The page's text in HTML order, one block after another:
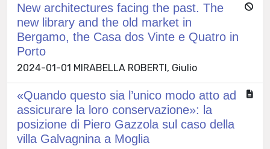
New architectures facing the past. The
new library and the old market in
Bergamo, the Casa dos Vinte e Quatro in
Porto
2024-01-01 MIRABELLA ROBERTI, Giulio
«Quando questo sia l’unico modo atto ad
assicurare la loro conservazione»: la
posizione di Piero Gazzola sul caso della
villa Galvagnina a Moglia